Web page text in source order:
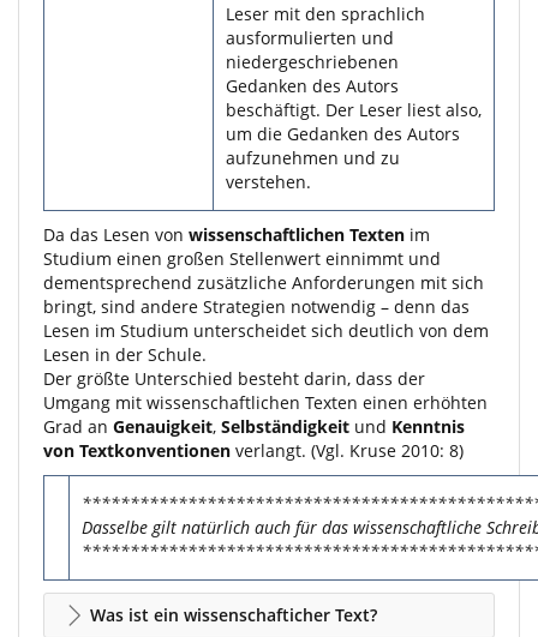
Leser mit den sprachlich
ausformulierten und
niedergeschriebenen
Gedanken des Autors
beschäftigt. Der Leser liest also,
um die Gedanken des Autors
aufzunehmen und zu
verstehen.
Da das Lesen von wissenschaftlichen Texten im
Studium einen großen Stellenwert einnimmt und
dementsprechend zusätzliche Anforderungen mit sich
bringt, sind andere Strategien notwendig – denn das
Lesen im Studium unterscheidet sich deutlich von dem
Lesen in der Schule.
Der größte Unterschied besteht darin, dass der
Umgang mit wissenschaftlichen Texten einen erhöhten
Grad an Genauigkeit, Selbständigkeit und Kenntnis
von Textkonventionen verlangt. (Vgl. Kruse 2010: 8)
Dasselbe gilt natürlich auch für das wissenschaftliche
Was ist ein wissenschafticher Text?